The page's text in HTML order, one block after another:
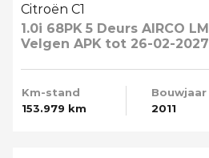
Citroën C1
1.0i 68PK 5 Deurs AIRCO LM
Velgen APK tot 26-02-2027
Km-stand
153.979 km
Bouwjaar
2011